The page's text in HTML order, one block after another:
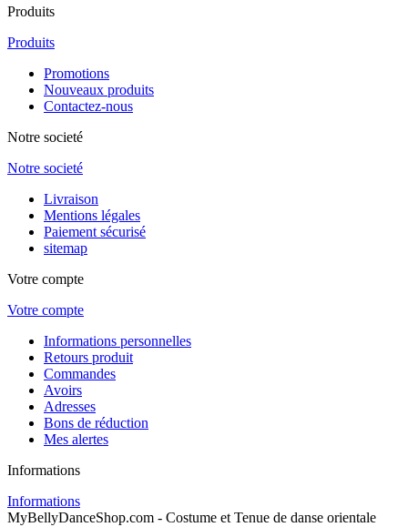
Produits
Produits
Promotions
Nouveaux produits
Contactez-nous
Notre societé
Notre societé
Livraison
Mentions légales
Paiement sécurisé
sitemap
Votre compte
Votre compte
Informations personnelles
Retours produit
Commandes
Avoirs
Adresses
Bons de réduction
Mes alertes
Informations
Informations
MyBellyDanceShop.com - Costume et Tenue de danse orientale